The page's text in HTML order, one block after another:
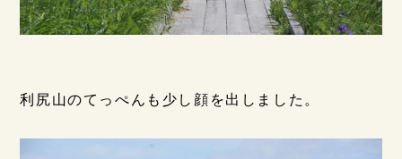
利尻山のてっぺんも少し顔を出しました。